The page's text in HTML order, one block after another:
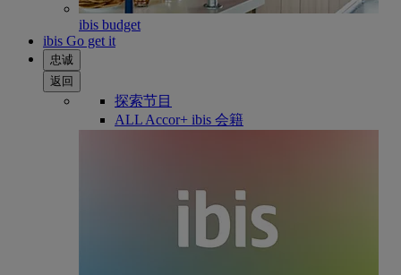
ibis budget
ibis Go get it
忠诚
返回
探索节目
ALL Accor+ ibis 会籍